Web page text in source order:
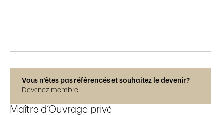
Vous n’êtes pas référencés et souhaitez le devenir?
Devenez membre
Maître d’Ouvrage privé